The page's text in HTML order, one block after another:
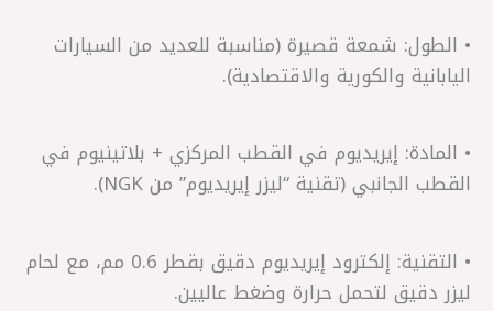
• الطول: شمعة قصيرة (مناسبة للعديد من السيارات
اليابانية والكورية والاقتصادية).
• المادة: إيريديوم في القطب المركزي + بلاتينيوم في
القطب الجانبي (تقنية “ليزر إيريديوم” من NGK).
• التقنية: إلكترود إيريديوم دقيق بقطر 0.6 مم، مع لحام
ليزر دقيق لتحمل حرارة وضغط عاليين.